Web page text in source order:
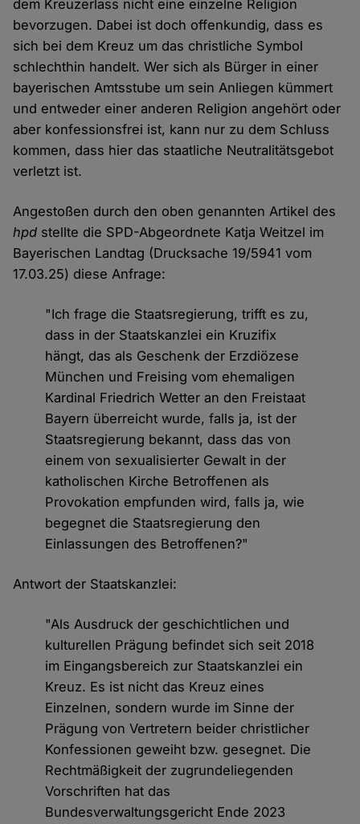
dem Kreuzerlass nicht eine einzelne Religion
bevorzugen. Dabei ist doch offenkundig, dass es
sich bei dem Kreuz um das christliche Symbol
schlechthin handelt. Wer sich als Bürger in einer
bayerischen Amtsstube um sein Anliegen kümmert
und entweder einer anderen Religion angehört oder
aber konfessionsfrei ist, kann nur zu dem Schluss
kommen, dass hier das staatliche Neutralitätsgebot
verletzt ist.
Angestoßen durch den oben genannten Artikel des
hpd stellte die SPD-Abgeordnete Katja Weitzel im
Bayerischen Landtag (Drucksache 19/5941 vom
17.03.25) diese Anfrage:
"Ich frage die Staatsregierung, trifft es zu,
dass in der Staatskanzlei ein Kruzifix
hängt, das als Geschenk der Erzdiözese
München und Freising vom ehemaligen
Kardinal Friedrich Wetter an den Freistaat
Bayern überreicht wurde, falls ja, ist der
Staatsregierung bekannt, dass das von
einem von sexualisierter Gewalt in der
katholischen Kirche Betroffenen als
Provokation empfunden wird, falls ja, wie
begegnet die Staatsregierung den
Einlassungen des Betroffenen?"
Antwort der Staatskanzlei:
"Als Ausdruck der geschichtlichen und
kulturellen Prägung befindet sich seit 2018
im Eingangsbereich zur Staatskanzlei ein
Kreuz. Es ist nicht das Kreuz eines
Einzelnen, sondern wurde im Sinne der
Prägung von Vertretern beider christlicher
Konfessionen geweiht bzw. gesegnet. Die
Rechtmäßigkeit der zugrundeliegenden
Vorschriften hat das
Bundesverwaltungsgericht Ende 2023